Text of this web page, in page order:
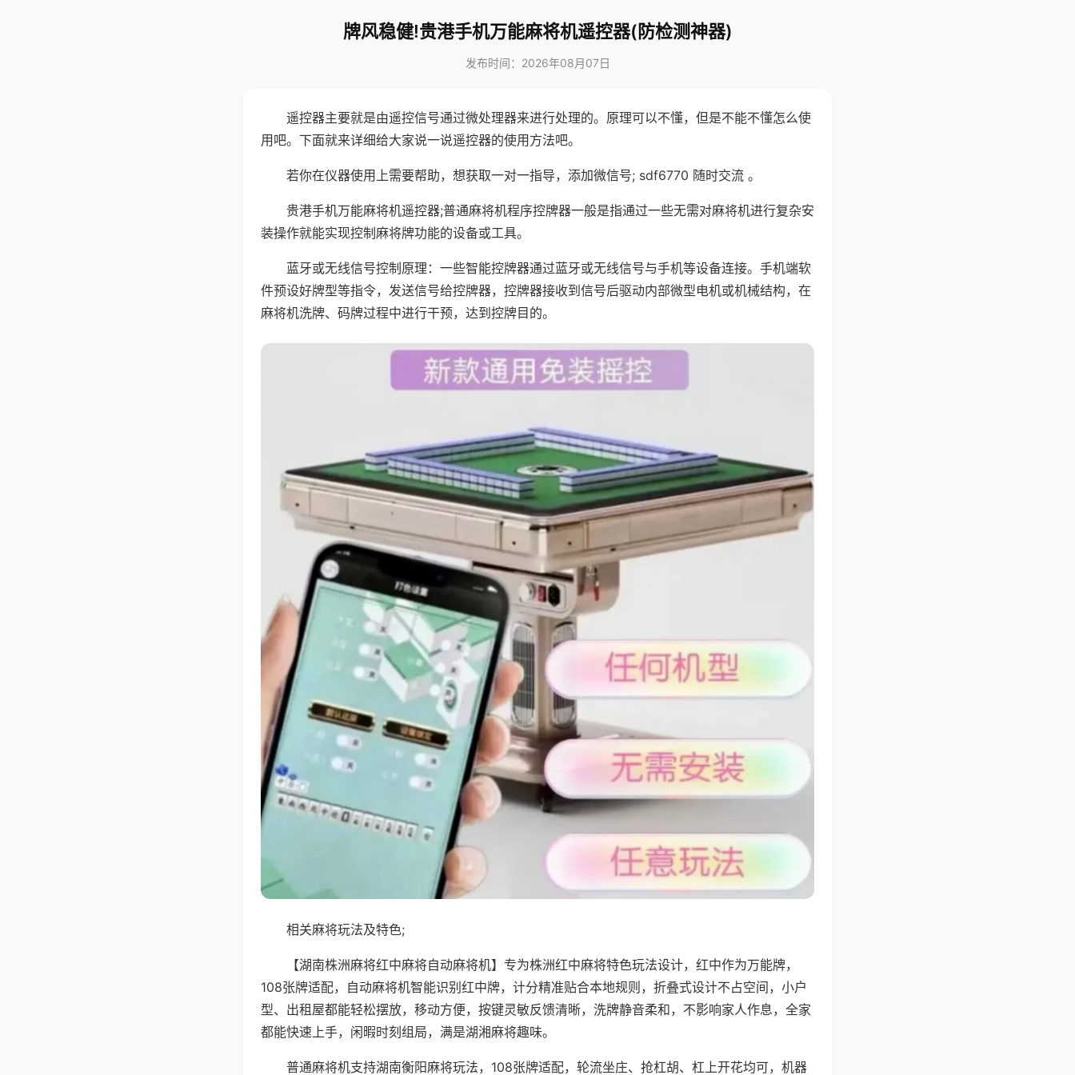
牌风稳健!贵港手机万能麻将机遥控器(防检测神器)
发布时间：2026年08月07日
遥控器主要就是由遥控信号通过微处理器来进行处理的。原理可以不懂，但是不能不懂怎么使
用吧。下面就来详细给大家说一说遥控器的使用方法吧。
若你在仪器使用上需要帮助，想获取一对一指导，添加微信号; sdf6770 随时交流 。
贵港手机万能麻将机遥控器;普通麻将机程序控牌器一般是指通过一些无需对麻将机进行复杂安
装操作就能实现控制麻将牌功能的设备或工具。
蓝牙或无线信号控制原理：一些智能控牌器通过蓝牙或无线信号与手机等设备连接。手机端软
件预设好牌型等指令，发送信号给控牌器，控牌器接收到信号后驱动内部微型电机或机械结构，在
麻将机洗牌、码牌过程中进行干预，达到控牌目的。
相关麻将玩法及特色;
【湖南株洲麻将红中麻将自动麻将机】专为株洲红中麻将特色玩法设计，红中作为万能牌，
108张牌适配，自动麻将机智能识别红中牌，计分精准贴合本地规则，折叠式设计不占空间，小户
型、出租屋都能轻松摆放，移动方便，按键灵敏反馈清晰，洗牌静音柔和，不影响家人作息，全家
都能快速上手，闲暇时刻组局，满是湖湘麻将趣味。
普通麻将机支持湖南衡阳麻将玩法，108张牌适配，轮流坐庄、抢杠胡、杠上开花均可，机器